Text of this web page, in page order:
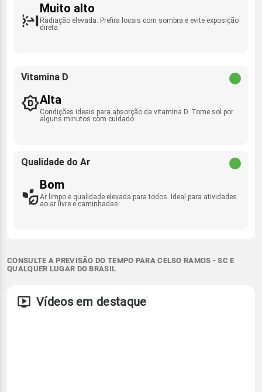
Muito alto
Radiação elevada. Prefira locais com sombra e evite exposição
direta.
Vitamina D
Alta
Condições ideais para absorção da vitamina D. Tome sol por
alguns minutos com cuidado.
Qualidade do Ar
Bom
Ar limpo e qualidade elevada para todos. Ideal para atividades
ao ar livre e caminhadas.
CONSULTE A PREVISÃO DO TEMPO PARA CELSO RAMOS - SC E
QUALQUER LUGAR DO BRASIL
Vídeos em destaque